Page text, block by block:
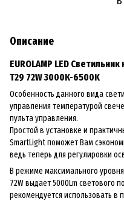
Описание
EUROLAMP LED
T29 72W 3000K-6500K
Особенность данного вида
управления температурой
пульта управления.
Простой в установке и
SmartLight поможет Вам
ведь теперь для регулировки
В режиме максимального
72W выдает 5000Lm светового
рекомендуется использовать в